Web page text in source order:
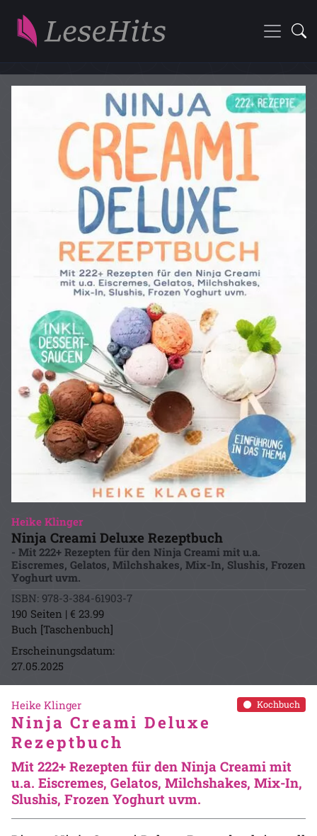
Heike Klinger
Ninja Creami Deluxe Rezeptbuch
- Mit 222+ Rezepten für den Ninja Creami mit u.a.
Eiscremes, Gelatos, Milchshakes, Mix-In, Slushis, Frozen
Yoghurt uvm.
ISBN: 978-3-384-61903-7
190 Seiten | € 23.99
Buch [Taschenbuch]
Erscheinungsdatum:
27.05.2025
Kochbuch
Heike Klinger
Ninja Creami Deluxe
Rezeptbuch
Mit 222+ Rezepten für den Ninja Creami mit
u.a. Eiscremes, Gelatos, Milchshakes, Mix-In,
Slushis, Frozen Yoghurt uvm.